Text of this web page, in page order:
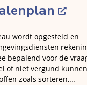
wordt opgesteld en
bepalend voor de
of niet vergund kunnen
zoals sorteren,...